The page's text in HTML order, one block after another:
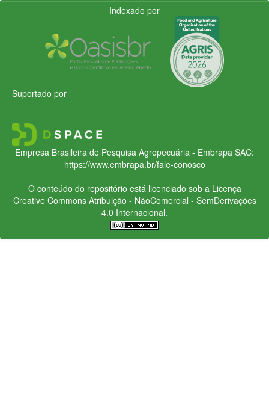
Indexado por
Suportado por
Empresa Brasileira de Pesquisa Agropecuária - Embrapa SAC:
https://www.embrapa.br/fale-conosco
O conteúdo do repositório está licenciado sob a Licença
Creative CommonsAtribuição - NãoComercial - SemDerivações
4.0 Internacional.